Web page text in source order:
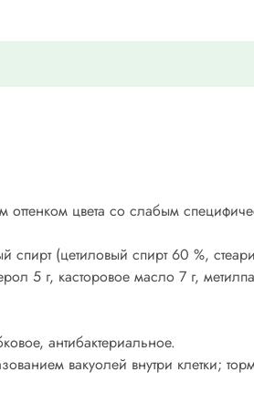
цвета со слабым
спирт (цетиловый спирт 60 %,
5 г, касторовое масло 7 г,
антибактериальное.
вакуолей внутри клетки;